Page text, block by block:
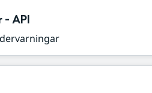
- API